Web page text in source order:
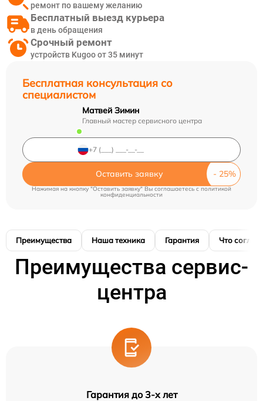
Бесплатная консультация со
специалистом
Матвей Зимин
Главный мастер сервисного центра
Оставить заявку
Нажимая на кнопку "Оставить заявку" Вы соглашаетесь cполитикой
конфиденциальности
ремонт по вашему желанию
Бесплатный выезд курьера
в день обращения
Срочный ремонт
устройств Kugoo от 35 минут
Преимущества Наша техника Гарантия Что
Преимущества сервис-
центра
Гарантия до 3-х лет